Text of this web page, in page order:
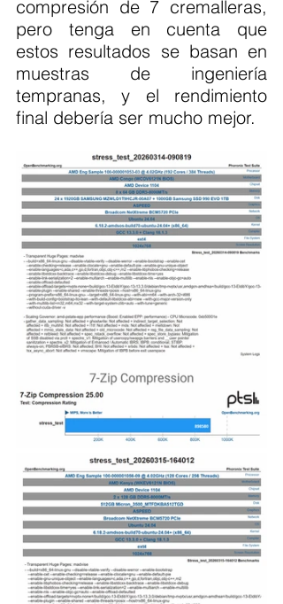
compresión de 7 cremalleras,
pero tenga en cuenta que
estos resultados se basan en
muestras de ingeniería
tempranas, y el rendimiento
final debería ser mucho mejor.